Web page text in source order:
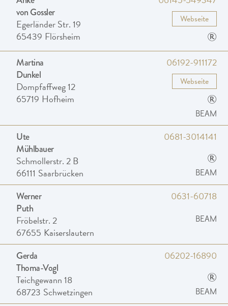
von Gossler
Egerländer Str. 19
65439 Flörsheim
Webseite
®
Martina
Dunkel
Dompfaffweg 12
65719 Hofheim
06192-911172
Webseite
®
BEAM
Ute
Mühlbauer
Schmollerstr. 2 B
66111 Saarbrücken
0681-3014141
®
BEAM
Werner
Puth
Fröbelstr. 2
67655 Kaiserslautern
0631-60718
BEAM
Gerda
Thoma-Vogl
Teichgewann 18
68723 Schwetzingen
06202-16890
®
BEAM